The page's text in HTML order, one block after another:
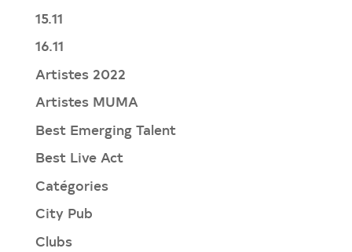
15.11
16.11
Artistes 2022
Artistes MUMA
Best Emerging Talent
Best Live Act
Catégories
City Pub
Clubs